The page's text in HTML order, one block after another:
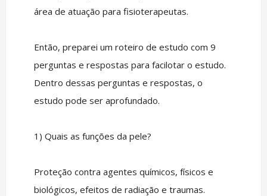
área de atuação para fisioterapeutas.
Então, preparei um roteiro de estudo com 9
perguntas e respostas para facilotar o estudo.
Dentro dessas perguntas e respostas, o
estudo pode ser aprofundado.
1) Quais as funções da pele?
Proteção contra agentes químicos, físicos e
biológicos, efeitos de radiação e traumas.